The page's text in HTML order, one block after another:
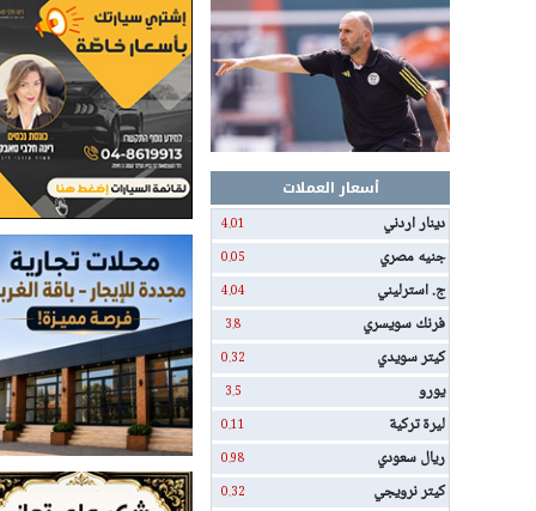
أسعار العملات
دينار اردني
4.01
جنيه مصري 0.05
ج. استرليني 4.04
فرنك سويسري 3.8
كيتر سويدي 0.32
يورو 3.5
ليرة تركية 0.11
ريال سعودي 0.98
كيتر نرويجي 0.32